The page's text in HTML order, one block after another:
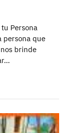
Persona
persona que
brinde